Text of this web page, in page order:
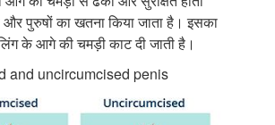
पुरुषों का खतना किया जाता है। इसका
के आगे की चमड़ी काट दी जाती है।
and uncircumcised penis